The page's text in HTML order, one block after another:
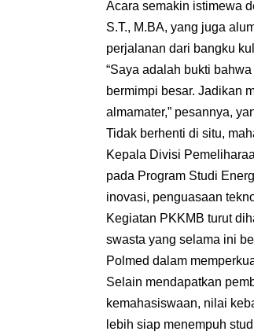
Acara semakin istimewa
S.T., M.BA, yang juga
perjalanan dari bangku
“Saya adalah bukti
bermimpi besar. Jadikan
almamater,” pesannya,
Tidak berhenti di situ,
Kepala Divisi
pada Program Studi
inovasi, penguasaan
Kegiatan PKKMB turut
swasta yang selama ini
Polmed dalam
Selain mendapatkan
kemahasiswaan, nilai
lebih siap menempuh